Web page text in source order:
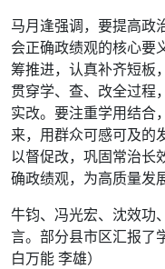
马月逢强调，要提高政
会正确政绩观的核心要
筹推进，认真补齐短板
贯穿学、查、改全过程
实改。要注重学用结合
来，用群众可感可及的
以督促改，巩固常治长
确政绩观，为高质量发
牛钧、冯光宏、沈效功
言。部分县市区汇报了
白万能 李雄）